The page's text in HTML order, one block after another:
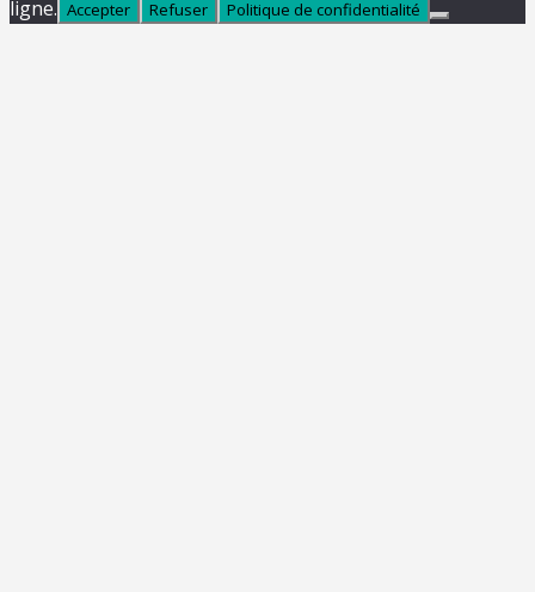
ligne. Accepter Refuser Politique de confidentialité